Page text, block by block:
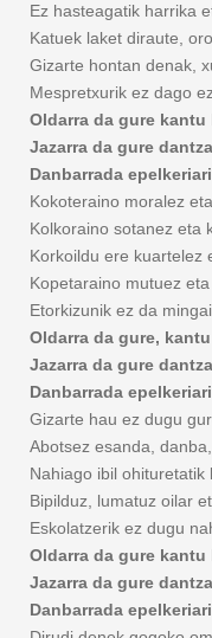
Ez hasteagatik harrika
Katuek laket diraute,
Gizarte hontan denak,
Mespretxurik ez dago
Oldarra da gure kantu
Jazarra da gure
Danbarrada
Kokoteraino moralez
Kolkoraino sotanez eta
Korkoildu ere kuartelez
Kopetaraino mutuez
Etorkizunik ez da
Oldarra da gure,
Jazarra da gure
Danbarrada
Gizarte hau ez dugu
Abotsez esanda,
Nahiago ibil ohituretatik
Bipilduz, lumatuz oilar
Eskolatzerik ez dugu
Oldarra da gure kantu
Jazarra da gure
Danbarrada